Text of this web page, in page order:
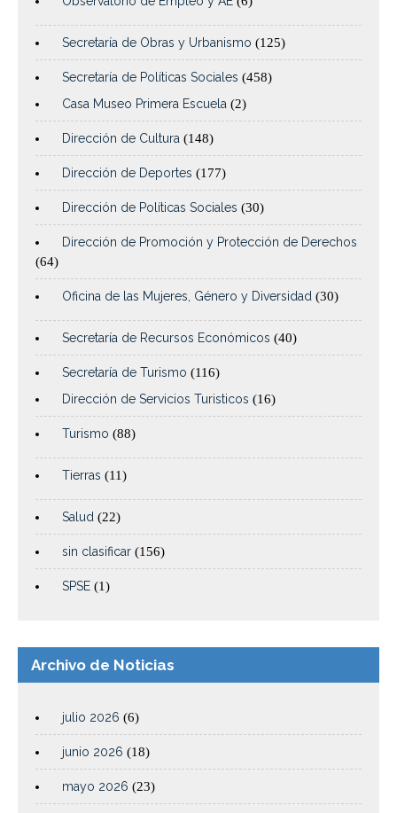
Secretaría de Obras y Urbanismo (125)
Secretaría de Políticas Sociales (458)
Casa Museo Primera Escuela (2)
Dirección de Cultura (148)
Dirección de Deportes (177)
Dirección de Políticas Sociales (30)
Dirección de Promoción y Protección de Derechos
(64)
Oficina de las Mujeres, Género y Diversidad (30)
Secretaría de Recursos Económicos (40)
Secretaría de Turismo (116)
Dirección de Servicios Turisticos (16)
Turismo (88)
Tierras (11)
Salud (22)
sin clasificar (156)
SPSE (1)
Archivo de Noticias
julio 2026 (6)
junio 2026 (18)
mayo 2026 (23)